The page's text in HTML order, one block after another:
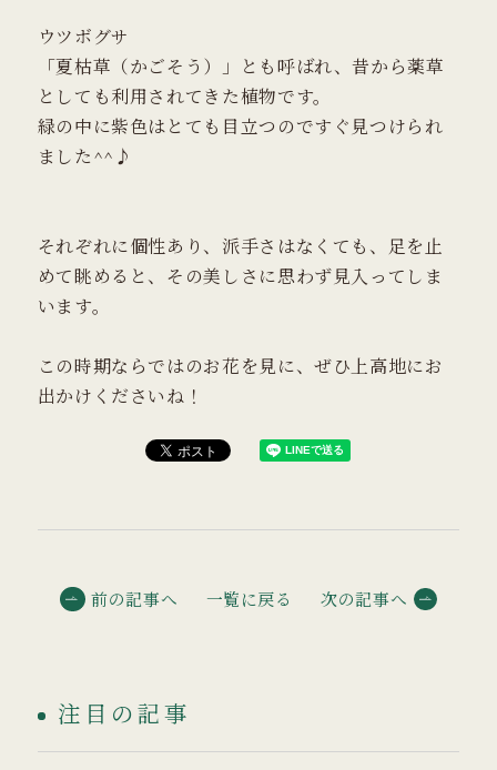
ウツボグサ
「夏枯草（かごそう）」とも呼ばれ、昔から薬草
としても利用されてきた植物です。
緑の中に紫色はとても目立つのですぐ見つけられ
ました^^♪
それぞれに個性あり、派手さはなくても、足を止
めて眺めると、その美しさに思わず見入ってしま
います。
この時期ならではのお花を見に、ぜひ上高地にお
出かけくださいね！
前の記事へ 一覧に戻る 次の記事へ
注目の記事